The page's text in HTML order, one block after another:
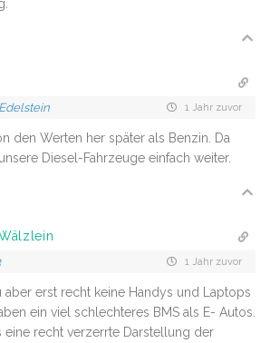
1 Jahr zuvor
den Werten her später als Benzin. Da
Diesel-Fahrzeuge einfach weiter.
1 Jahr zuvor
aber erst recht keine Handys und Laptops
ein viel schlechteres BMS als E- Autos.
eine recht verzerrte Darstellung der